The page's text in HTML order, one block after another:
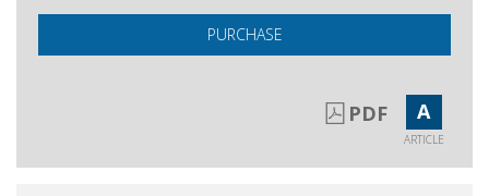
PURCHASE
PDF A
ARTICLE